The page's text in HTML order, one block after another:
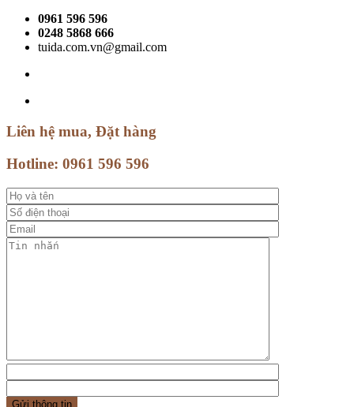
0961 596 596
0248 5868 666
tuida.com.vn@gmail.com
Liên hệ mua, Đặt hàng
Hotline: 0961 596 596